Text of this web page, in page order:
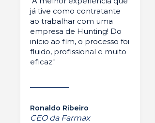
já tive como contratante
ao trabalhar com uma
empresa de Hunting! Do
início ao fim, o processo foi
fluido, profissional e muito
eficaz."
Ronaldo Ribeiro
CEO da Farmax